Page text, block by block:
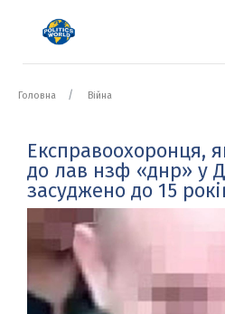
Головна Війна
Експравоохоронця,
до лав нзф «днр» у
засуджено до 15